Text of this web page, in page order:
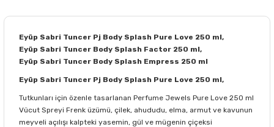
Eyüp Sabri Tuncer Pj Body Splash Pure Love 250 ml,
Eyüp Sabri Tuncer Body Splash Factor 250 ml,
Eyüp Sabri Tuncer Body Splash Empress 250 ml
Eyüp Sabri Tuncer Pj Body Splash Pure Love 250 ml,
Tutkunları için özenle tasarlanan Perfume Jewels Pure Love 250 ml
Vücut Spreyi Frenk üzümü, çilek, ahududu, elma, armut ve kavunun
meyveli açılışı kalpteki yasemin, gül ve mügenin çiçeksi